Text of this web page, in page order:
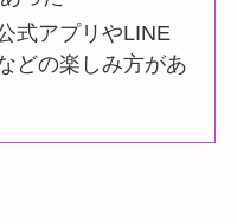
式アプリやLINE
どの楽しみ方があ